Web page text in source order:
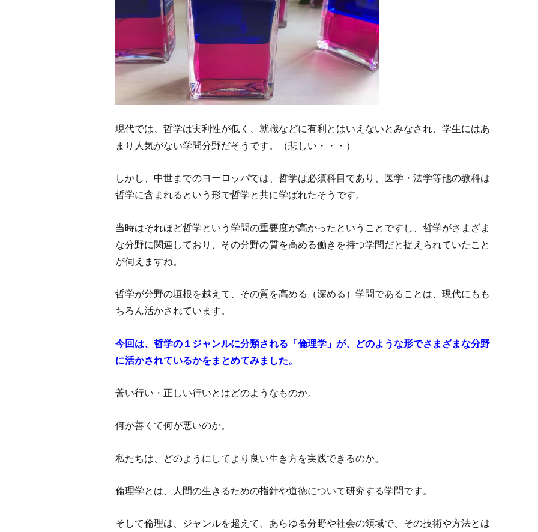
現代では、哲学は実利性が低く、就職などに有利とはいえないとみなされ、学生にはあ
まり人気がない学問分野だそうです。（悲しい・・・）
しかし、中世までのヨーロッパでは、哲学は必須科目であり、医学・法学等他の教科は
哲学に含まれるという形で哲学と共に学ばれたそうです。
当時はそれほど哲学という学問の重要度が高かったということですし、哲学がさまざま
な分野に関連しており、その分野の質を高める働きを持つ学問だと捉えられていたこと
が伺えますね。
哲学が分野の垣根を越えて、その質を高める（深める）学問であることは、現代にもも
ちろん活かされています。
今回は、哲学の１ジャンルに分類される「倫理学」が、どのような形でさまざまな分野
に活かされているかをまとめてみました。
善い行い・正しい行いとはどのようなものか。
何が善くて何が悪いのか。
私たちは、どのようにしてより良い生き方を実践できるのか。
倫理学とは、人間の生きるための指針や道徳について研究する学問です。
そして倫理は、ジャンルを超えて、あらゆる分野や社会の領域で、その技術や方法とは